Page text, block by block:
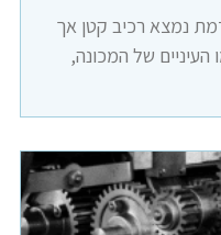
נמצא רכיב קטן אך
העיניים של המכונה,